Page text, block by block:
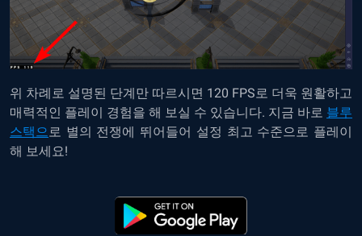
위 차례로 설명된 단계만 따르시면 120 FPS로 더욱 원활하고
매력적인 플레이 경험을 해 보실 수 있습니다. 지금 바로 블루
스택으로 별의 전쟁에 뛰어들어 설정 최고 수준으로 플레이
해 보세요!